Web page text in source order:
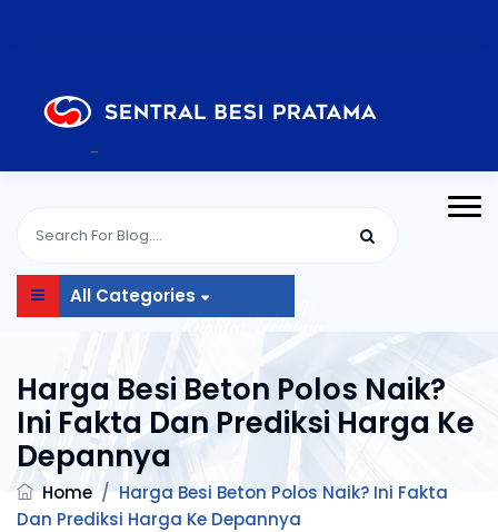
-
All Categories
Harga Besi Beton Polos Naik?
Ini Fakta Dan Prediksi Harga Ke
Depannya
Home / Harga Besi Beton Polos Naik? Ini Fakta
Dan Prediksi Harga Ke Depannya